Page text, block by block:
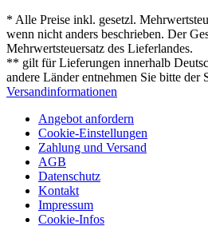
* Alle Preise inkl. gesetzl.
wenn nicht anders beschrieben. Der
Mehrwertsteuersatz des Lieferlandes.
** gilt für Lieferungen innerhalb
andere Länder entnehmen Sie bitte der
Versandinformationen
Angebot anfordern
Cookie-Einstellungen
Zahlung und Versand
AGB
Datenschutz
Kontakt
Impressum
Cookie-Infos